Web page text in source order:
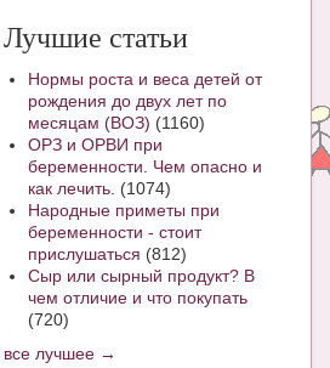
Лучшие статьи
Нормы роста и веса детей от
рождения до двух лет по
месяцам (ВОЗ) (1160)
ОРЗ и ОРВИ при
беременности. Чем опасно и
как лечить. (1074)
Народные приметы при
беременности - стоит
прислушаться (812)
Сыр или сырный продукт? В
чем отличие и что покупать
(720)
все лучшее →